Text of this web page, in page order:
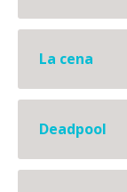
La cena
Deadpool